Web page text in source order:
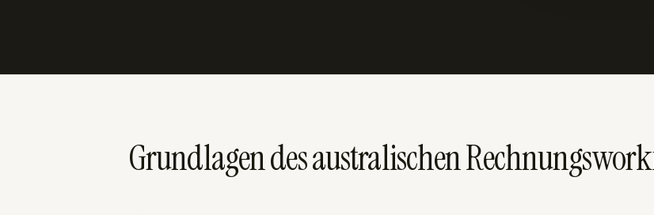
Grundlagen des australischen